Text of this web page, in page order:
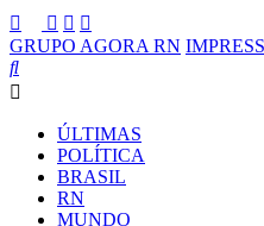
GRUPO AGORA RN
ÚLTIMAS
POLÍTICA
BRASIL
RN
MUNDO